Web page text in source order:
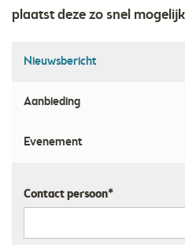
plaatst deze zo snel
Nieuwsbericht
Aanbieding
Evenement
Contact persoon*